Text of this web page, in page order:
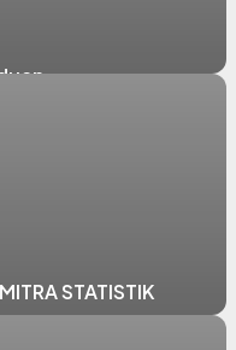
STATISTIK